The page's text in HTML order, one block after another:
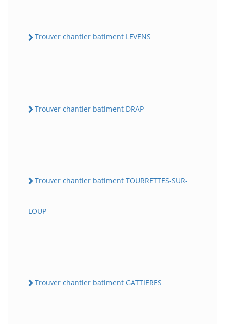
Trouver chantier batiment LEVENS
Trouver chantier batiment DRAP
Trouver chantier batiment TOURRETTES-SUR-
LOUP
Trouver chantier batiment GATTIERES